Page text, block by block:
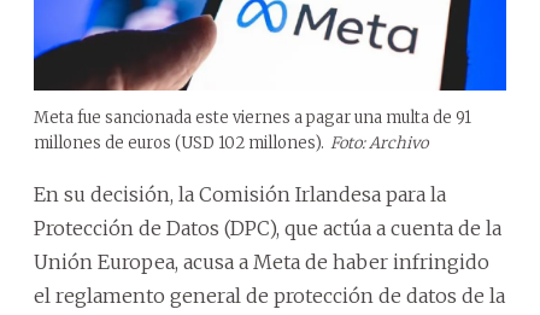
Meta fue sancionada este viernes a pagar una multa de 91
millones de euros (USD 102 millones). Foto: Archivo
En su decisión, la Comisión Irlandesa para la
Protección de Datos (DPC), que actúa a cuenta de la
Unión Europea, acusa a Meta de haber infringido
el reglamento general de protección de datos de la